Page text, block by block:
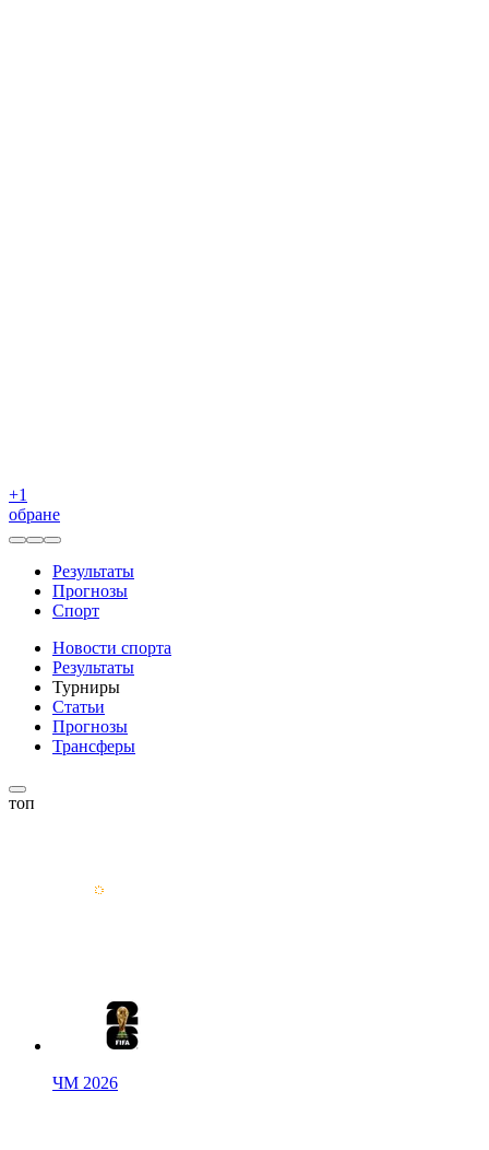
+1
обране
Результаты
Прогнозы
Спорт
Новости спорта
Результаты
Турниры
Статьи
Прогнозы
Трансферы
топ
ЧМ 2026